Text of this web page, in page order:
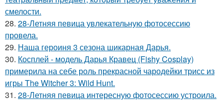
смелости.
28. 28-Летняя певица увлекательную фотосессию
провела.
29. Наша героиня 3 сезона шикарная Дарья.
30. Косплей - модель Дарья Кравец (Fishy Cosplay)
примерила на себе роль прекрасной чародейки трисс из
игры The Witcher 3: Wild Hunt.
31. 28-Летняя певица интересную фотосессию устроила.